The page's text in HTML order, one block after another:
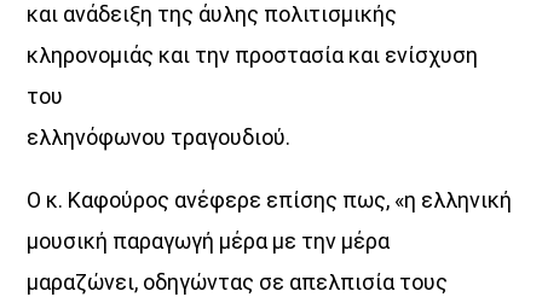
η μουσική παίρνει τον λόγο.
Ο Aegean Voice 107.5 συνεχίζει να σας κρατά συντροφιά
και μείνετε συντονισμένοι στη συχνότητα
που έχει πάντα κάτι όμορφο να ακουστεί.
Aegean Voice 107.5 τον ραδιοφωνικό σταθμό της
Ένωσης Αγροτικών Συναιτερισμών Νάξου
και ανάδειξη της άυλης πολιτισμικής
κληρονομιάς και την προστασία και ενίσχυση
του
ελληνόφωνου τραγουδιού.
Ο κ. Καφούρος ανέφερε επίσης πως, «η ελληνική
μουσική παραγωγή μέρα με την μέρα
μαραζώνει, οδηγώντας σε απελπισία τους